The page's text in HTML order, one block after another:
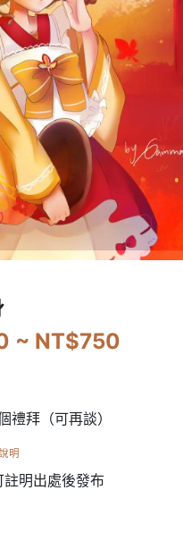
~ NT$750
禮拜（可再談）
明
註明出處後發布